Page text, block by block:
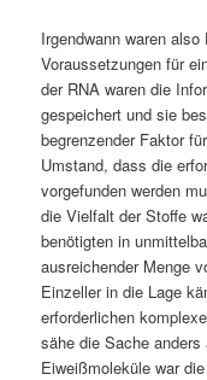
Irgendwann waren
Voraussetzungen für
der RNA waren die
gespeichert und sie
begrenzender Faktor
Umstand, dass die
vorgefunden werden
die Vielfalt der Stoffe
benötigten in
ausreichender Menge
Einzeller in die Lage
erforderlichen
sähe die Sache
Eiweißmoleküle war